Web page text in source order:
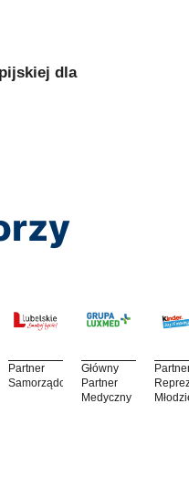
dla
Partner
Samorządowy
Główny
Partner
Medyczny